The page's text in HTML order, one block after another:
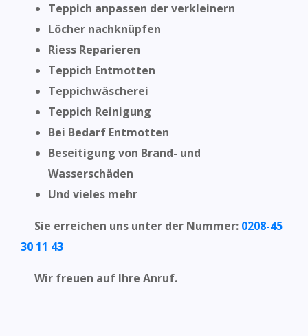
Teppich anpassen der verkleinern
Löcher nachknüpfen
Riess Reparieren
Teppich Entmotten
Teppichwäscherei
Teppich Reinigung
Bei Bedarf Entmotten
Beseitigung von Brand- und
Wasserschäden
Und vieles mehr
Sie erreichen uns unter der Nummer: 0208-45
30 11 43
Wir freuen auf Ihre Anruf.